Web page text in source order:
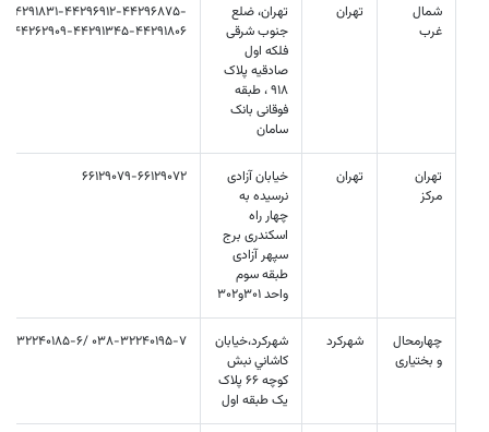
شمال
غرب
تهران
تهران، ضلع
جنوب شرقی
فلکه اول
صادقیه پلاک
918 ، طبقه
فوقانی بانک
سامان
44291831-44296912-44296875-
44262909-44291345-44291806
تهران
مرکز
تهران
خیابان آزادی
نرسیده به
چهار راه
اسکندری برج
سپهر آزادی
طبقه سوم
واحد 301و302
66129079-66129072
چهارمحال
و بختیاری
شهرکرد
شهرکرد،خيابان
کاشاني نبش
کوچه 66 پلاک
يک طبقه اول
038-32240195-7 /038-32240185-6